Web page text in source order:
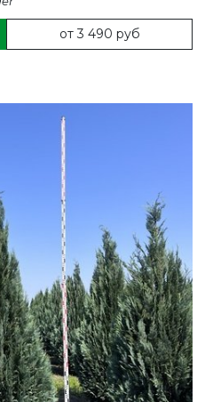
от 3 490 руб